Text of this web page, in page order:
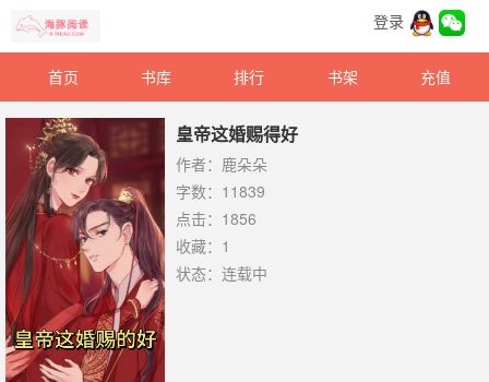
登录
首页 书库 排行 书架 充值
皇帝这婚赐得好
作者：鹿朵朵
字数：11839
点击：1856
收藏：1
状态：连载中